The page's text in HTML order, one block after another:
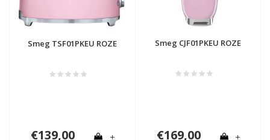
Smeg TSF01PKEU ROZE
€139,00 +
Smeg CJF01PKEU ROZE
€169,00 +